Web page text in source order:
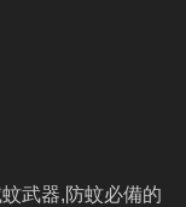
武器,防蚊必備的